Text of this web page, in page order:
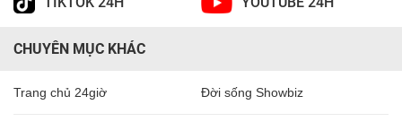
CHUYÊN MỤC KHÁC
Trang chủ 24giờ Đời sống Showbiz